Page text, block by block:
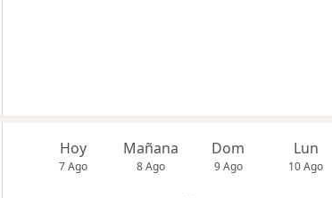
Hoy
7 Ago
Mañana
8 Ago
Dom
9 Ago
Lun
10 Ago